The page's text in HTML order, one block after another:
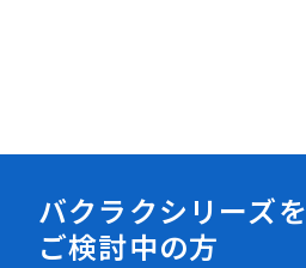
バクラクシリーズを
ご検討中の方